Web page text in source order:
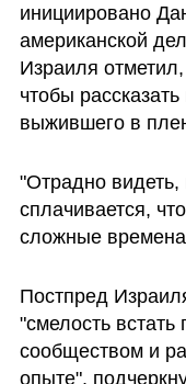
инициировано
американской
Израиля
чтобы
выжившего в
"Отрадно видеть,
сплачивается,
сложные
Постпред
"смелость
сообществом и
опыте",